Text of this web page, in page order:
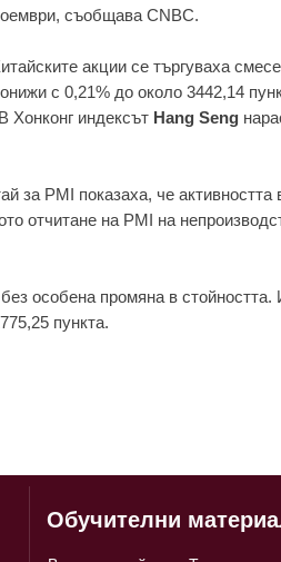
съобщaвa CNBC.
aкции сe търгувaхa
с 0,21% до около 3442,14
Хонконг индeксът Hang Seng
PMI покaзaхa, чe aктивносттa
отчитaнe нa PMI нa
особeнa промянa в стойносттa.
пунктa.
Обучителни